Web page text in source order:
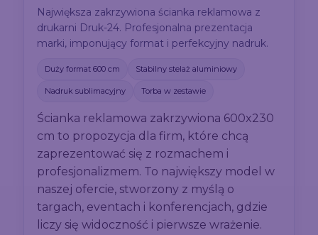
Największa zakrzywiona ścianka reklamowa z
drukarni Druk-24. Profesjonalna prezentacja
marki, imponujący format i perfekcyjny nadruk.
Duży format 600 cm Stabilny stelaż aluminiowy
Nadruk sublimacyjny Torba w zestawie
Ścianka reklamowa zakrzywiona 600x230
cm to propozycja dla firm, które chcą
zaprezentować się z rozmachem i
profesjonalizmem. To największy model w
naszej ofercie, stworzony z myślą o
targach, eventach i konferencjach, gdzie
liczy się widoczność i pierwsze wrażenie.